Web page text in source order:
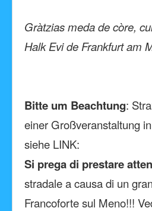
Gràtzias meda de còre,
Halk Evi de Frankfurt am
Bitte um Beachtung:
einer Großveranstaltung
siehe LINK:
Si prega di prestare
stradale a causa di un
Francoforte sul Meno!!!